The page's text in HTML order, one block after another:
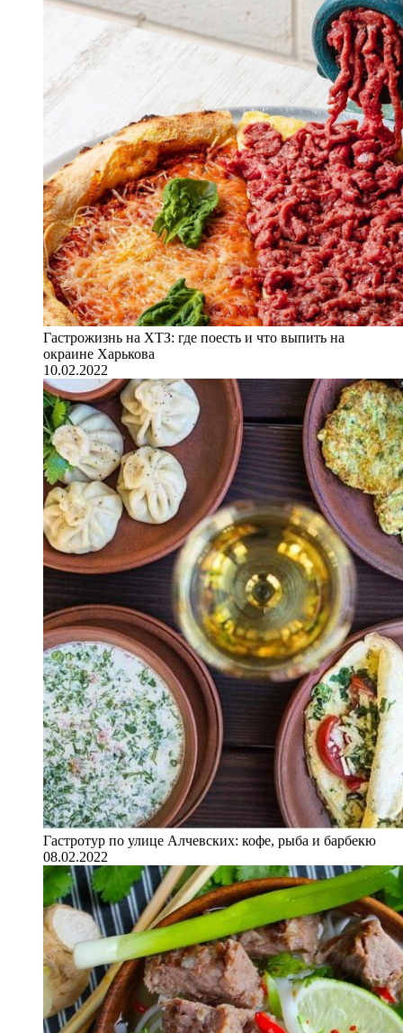
Гастрожизнь на ХТЗ: где поесть и что выпить на
окраине Харькова
10.02.2022
Гастротур по улице Алчевских: кофе, рыба и барбекю
08.02.2022